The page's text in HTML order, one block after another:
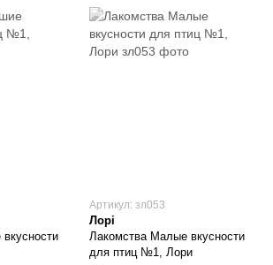
Артикул: зл053
Лорі
Лакомства Малые вкусности
для птиц №1, Лори